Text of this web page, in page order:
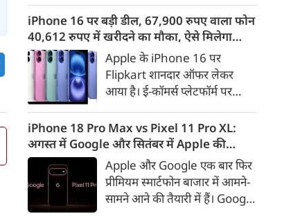
तो थोड़ा ठहरिए! टेक वर्ल्ड में किसी
समय 'फ्लैगशिप किलर' के नाम से
मशहूर इस ब्रांड को लेकर इंटरनेट पर
लगातार कयासबाजी का दौर जारी है।
iPhone 16 पर बड़ी डील, 67,900 रुपए वाला फोन
40,612 रुपए में खरीदने का मौका, ऐसे मिलेगा
डिस्काउंट
Apple के iPhone 16 पर
Flipkart शानदार ऑफर लेकर
आया है। ई-कॉमर्स प्लेटफॉर्म पर
कीमत सीधे डिस्काउंट के बाद
67,900 रुपए हो गई है। वहीं, अगर
ग्राहक एक्सचेंज ऑफर और चुनिंदा
बैंक कार्ड के डिस्काउंट का फायदा
उठाते हैं, तो इस फोन को प्रभावी तौर
पर सिर्फ 40,612 रुप में खरीदा जा
iPhone 18 Pro Max vs Pixel 11 Pro XL:
अगस्त में Google और सितंबर में Apple की
टक्कर, जानें कौन होगा सबसे दमदार?
Apple और Google एक बार फिर
प्रीमियम स्मार्टफोन बाजार में आमने-
सामने आने की तैयारी में हैं। Google